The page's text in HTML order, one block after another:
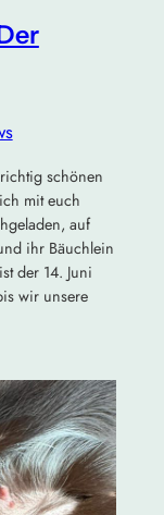
schönen
mit euch
auf
ihr Bäuchlein
der 14. Juni
wir unsere